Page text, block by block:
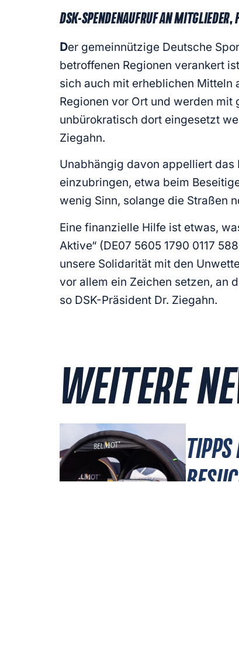
DSK-SPENDENAUFRUF AN MITGLIEDER,
Der gemeinnützige Deutsche
betroffenen Regionen verankert
sich auch mit erheblichen Mitteln
Regionen vor Ort und werden
unbürokratisch dort eingesetzt
Ziegahn.
Unabhängig davon appelliert das
einzubringen, etwa beim
wenig Sinn, solange die Straßen
Eine finanzielle Hilfe ist etwas,
Aktive“ (DE07 5605 1790 0117
unsere Solidarität mit den
vor allem ein Zeichen setzen, an
so DSK-Präsident Dr. Ziegahn.
WEITERE
TIPPS